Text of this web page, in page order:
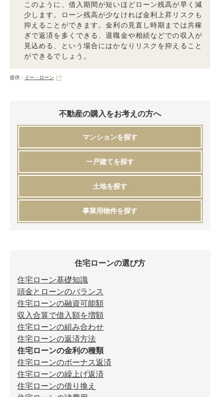
このように、借入期間が短いほどローン残高が早く減
少します。ローン残高が少なければ金利上昇リスクも
抑えることができます。金利の見直し時期までは共稼
ぎで返済を多くできる、退職金や相続などでの収入が
見込める、という場合にはかなりリスクを抑えること
ができるでしょう。
提供： イー・ローン
不動産の購入をお考えの方へ
マンションを探す
一戸建てを探す
土地を探す
事業用物件を探す
住宅ローンの選び方
住宅ローン基礎知識
頭金とローンのバランス
住宅ローンの融資可能額
収入合算で借入額を増額
住宅ローンの組み合わせ
住宅ローンの返済方法
住宅ローンの金利の種類
住宅ローンのボーナス返済
住宅ローンの繰上げ返済
住宅ローンの借り換え